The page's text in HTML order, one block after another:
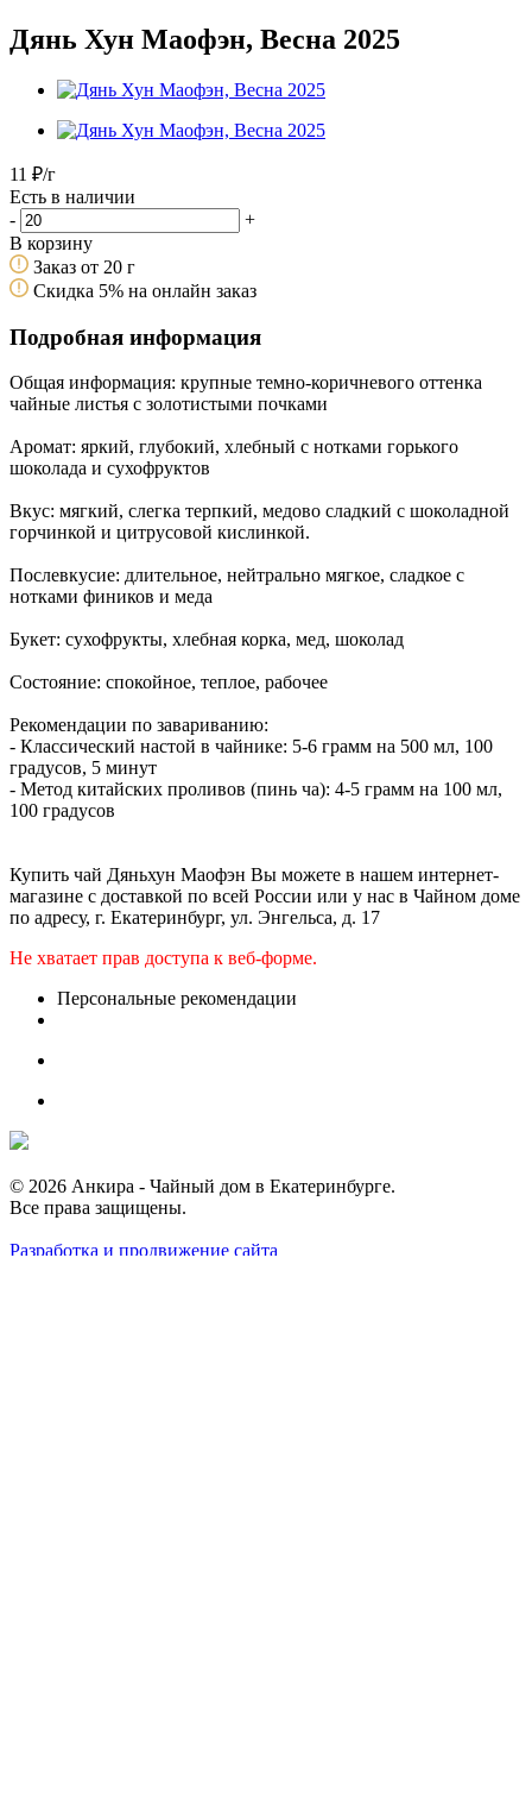
Дянь Хун Маофэн, Весна 2025
11 ₽/г
Есть в наличии
-
+
В корзину
Заказ от 20 г
Скидка 5% на онлайн заказ
Подробная информация
Общая информация: крупные темно-коричневого оттенка
чайные листья с золотистыми почками
Аромат: яркий, глубокий, хлебный с нотками горького
шоколада и сухофруктов
Вкус: мягкий, слегка терпкий, медово сладкий с шоколадной
горчинкой и цитрусовой кислинкой.
Послевкусие: длительное, нейтрально мягкое, сладкое с
нотками фиников и меда
Букет: сухофрукты, хлебная корка, мед, шоколад
Состояние: спокойное, теплое, рабочее
Рекомендации по завариванию:
- Классический настой в чайнике: 5-6 грамм на 500 мл, 100
градусов, 5 минут
- Метод китайских проливов (пинь ча): 4-5 грамм на 100 мл,
100 градусов
Купить чай Дяньхун Маофэн Вы можете в нашем интернет-
магазине с доставкой по всей России или у нас в Чайном доме
по адресу, г. Екатеринбург, ул. Энгельса, д. 17
Не хватает прав доступа к веб-форме.
Персональные рекомендации
© 2026 Анкира - Чайный дом в Екатеринбурге.
Все права защищены.
Разработка и продвижение сайта